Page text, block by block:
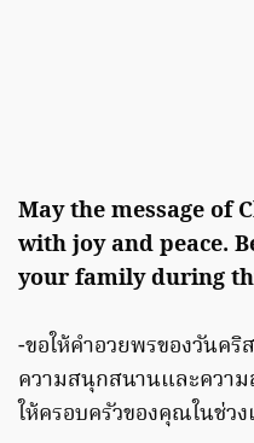
May the message of
with joy and peace.
your family during
-ขอให้คำอวยพรของวันค
ความสนุกสนานและความ
ให้ครอบครัวของคุณในช่ว